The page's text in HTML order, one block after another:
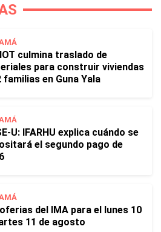
culmina traslado de
para construir viviendas
familias en Guna Yala
U: IFARHU explica cuándo se
el segundo pago de
del IMA para el lunes 10
11 de agosto